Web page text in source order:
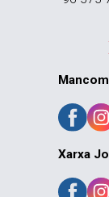
Xarxa